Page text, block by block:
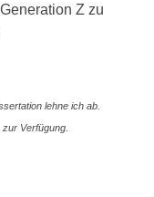
Z zu
lehne ich ab.
Verfügung.